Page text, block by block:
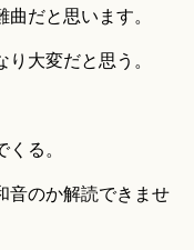
だと思います。
大変だと思う。
る。
音のか解読できませ